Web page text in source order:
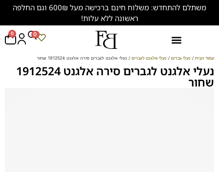
משתלם להתחדש: משלוח חינם ברכישה מעל 600₪ וגם החלפה
ראשונה ללא עלות!
0 0
עמוד הבית / נעלי גברים / נעלי אלגנט לגברים / נעלי אלגנט לגברים סירה אלגנט 1912524 שחור
נעלי אלגנט לגברים סירה אלגנט 1912524
שחור